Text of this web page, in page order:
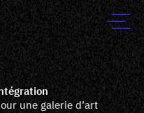
une galerie d’art